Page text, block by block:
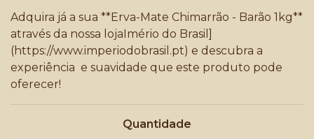
Adquira já a sua **Erva-Mate Chimarrão - Barão 1kg**
através da nossa lojaImério do Brasil]
(https://www.imperiodobrasil.pt) e descubra a
experiência e suavidade que este produto pode
oferecer!
Quantidade